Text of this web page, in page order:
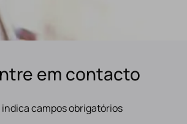
em contacto
indica campos obrigatórios